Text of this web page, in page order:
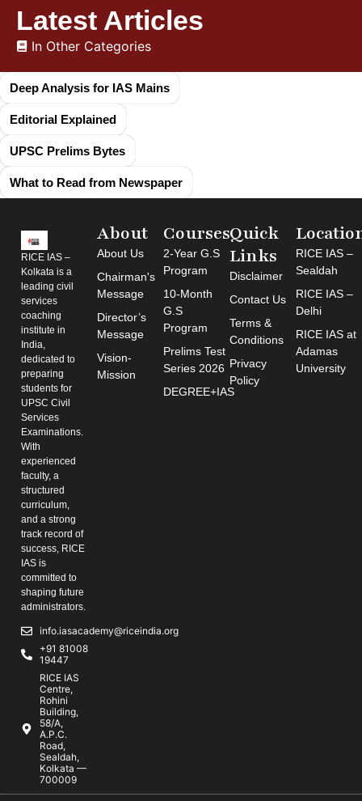
Latest Articles
In Other Categories
Deep Analysis for IAS Mains
Editorial Explained
UPSC Prelims Bytes
What to Read from Newspaper
RICE IAS –
Kolkata is a
leading civil
services
coaching
institute in
India,
dedicated to
preparing
students for
UPSC Civil
Services
Examinations.
With
experienced
faculty, a
structured
curriculum,
and a strong
track record of
success, RICE
IAS is
committed to
shaping future
administrators.
info.iasacademy@riceindia.org
+91 81008
19447
RICE IAS
Centre,
Rohini
Building,
58/A,
A.P.C.
Road,
Sealdah,
Kolkata —
700009
About
About Us
Chairman's
Message
Director’s
Message
Vision-
Mission
Courses
2-Year G.S
Program
10-Month
G.S
Program
Prelims Test
Series 2026
DEGREE+IAS
Quick
Links
Disclaimer
Contact Us
Terms &
Conditions
Privacy
Policy
RICE IAS –
Sealdah
RICE IAS –
Delhi
RICE IAS at
Adamas
University